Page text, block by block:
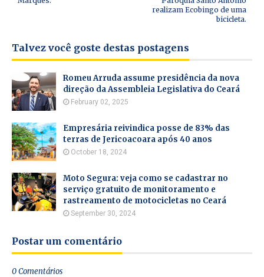
realizam Ecobingo de uma
bicicleta.
Talvez você goste destas postagens
Romeu Arruda assume presidência da nova
direção da Assembleia Legislativa do Ceará
February 02, 2025
Empresária reivindica posse de 83% das
terras de Jericoacoara após 40 anos
October 18, 2024
Moto Segura: veja como se cadastrar no
serviço gratuito de monitoramento e
rastreamento de motocicletas no Ceará
September 30, 2024
Postar um comentário
0 Comentários